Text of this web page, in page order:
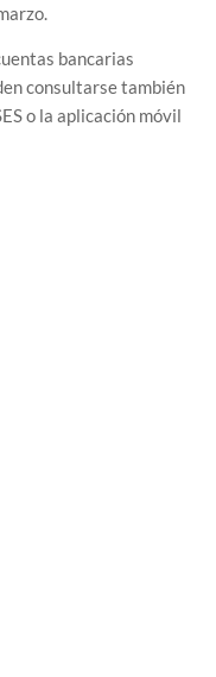
bancarias
consultarse también
o la aplicación móvil